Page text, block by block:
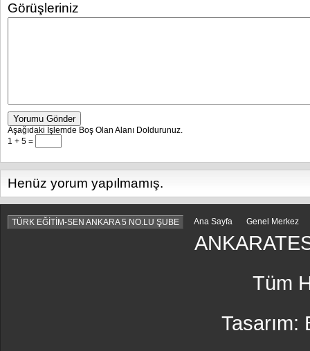
Görüşleriniz
Yorumu Gönder
Aşağıdaki İşlemde Boş Olan Alanı Doldurunuz.
1 + 5 =
Henüz yorum yapılmamış.
TÜRK EĞİTİM-SEN ANKARA 5 NO.LU ŞUBE Ana Sayfa Genel Merkez
Tüm
Tasarım: